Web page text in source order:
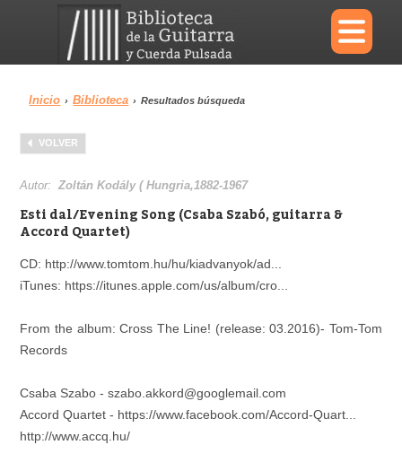
×
Menu
Biblioteca
Área personal
Inicio › Biblioteca › Resultados búsqueda
VOLVER
Autor:Zoltán Kodály ( Hungria,1882-1967
Esti dal/Evening Song (Csaba Szabó, guitarra &
Accord Quartet)
CD: http://www.tomtom.hu/hu/kiadvanyok/ad...
iTunes: https://itunes.apple.com/us/album/cro...
From the album: Cross The Line! (release: 03.2016)- Tom-Tom
Records
Csaba Szabo - szabo.akkord@googlemail.com
Accord Quartet - https://www.facebook.com/Accord-Quart...
http://www.accq.hu/